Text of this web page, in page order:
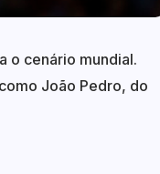
o cenário mundial.
João Pedro, do